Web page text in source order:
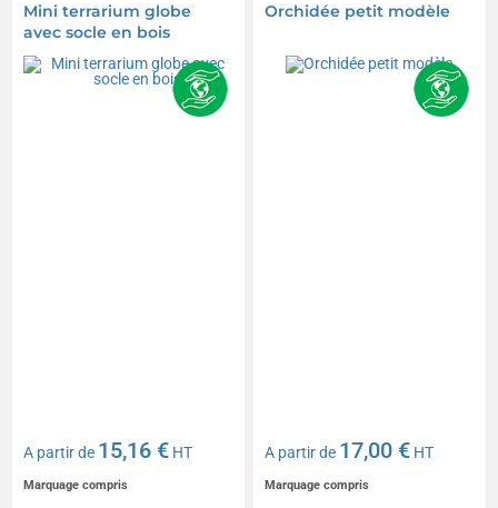
Mini terrarium globe
avec socle en bois
A partir de 15,16 € HT
Marquage compris
Orchidée petit modèle
A partir de 17,00 € HT
Marquage compris